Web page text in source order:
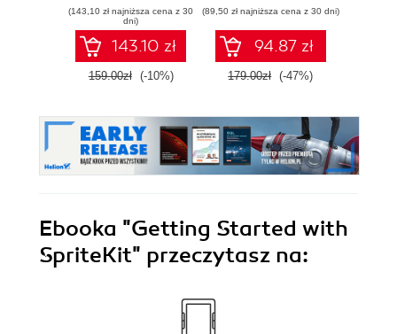
games using the
Cocos2d game
engine
(143,10 zł najniższa cena z 30
dni)
143.10 zł
159.00zł (-10%)
(89,50 zł najniższa cena z 30 dni)
94.87 zł
179.00zł (-47%)
Ebooka "Getting Started with
SpriteKit" przeczytasz na: